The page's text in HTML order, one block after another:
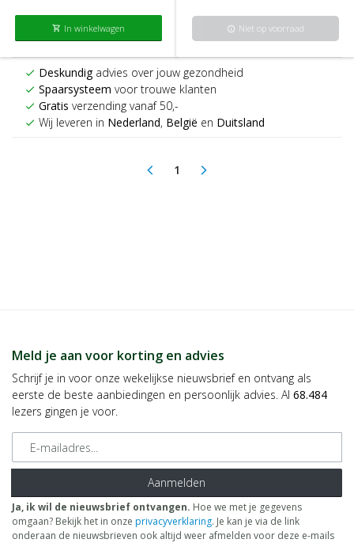
shopping_cart In winkelwagen info Niet op voorraad
check Deskundigadvies over jouw gezondheid
check Spaarsysteem voor trouwe klanten
check Gratis verzending vanaf 50,-
check Wij leveren in Nederland, België en Duitsland
arrow_back_ios 1(current)
arrow_forward_ios
Meld je aan voor korting en advies
Schrijf je in voor onze wekelijkse nieuwsbrief en ontvang als
eerste de beste aanbiedingen en persoonlijk advies. Al 68.484
lezers gingen je voor.
E-mailadres
Aanmelden
Ja, ik wil de nieuwsbrief ontvangen. Hoe we met je gegevens
omgaan? Bekijk het in onze privacyverklaring. Je kan je via de link
onderaan de nieuwsbrieven ook altijd weer afmelden voor deze e-mails